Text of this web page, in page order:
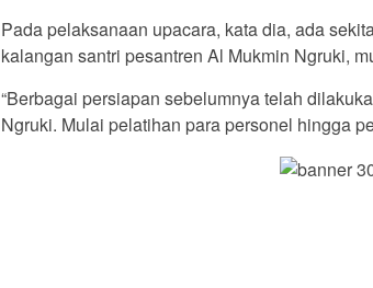
Pada pelaksanaan upacara, kata dia, ada
kalangan santri pesantren Al Mukmin Ngruki,
“Berbagai persiapan sebelumnya telah
Ngruki. Mulai pelatihan para personel hingga